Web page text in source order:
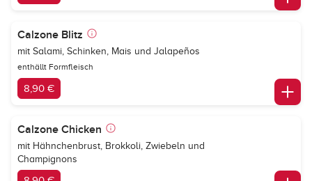
Calzone Blitz
mit Salami, Schinken, Mais und Jalapeños
enthällt Formfleisch
8,90 €
Calzone Chicken
mit Hähnchenbrust, Brokkoli, Zwiebeln und
Champignons